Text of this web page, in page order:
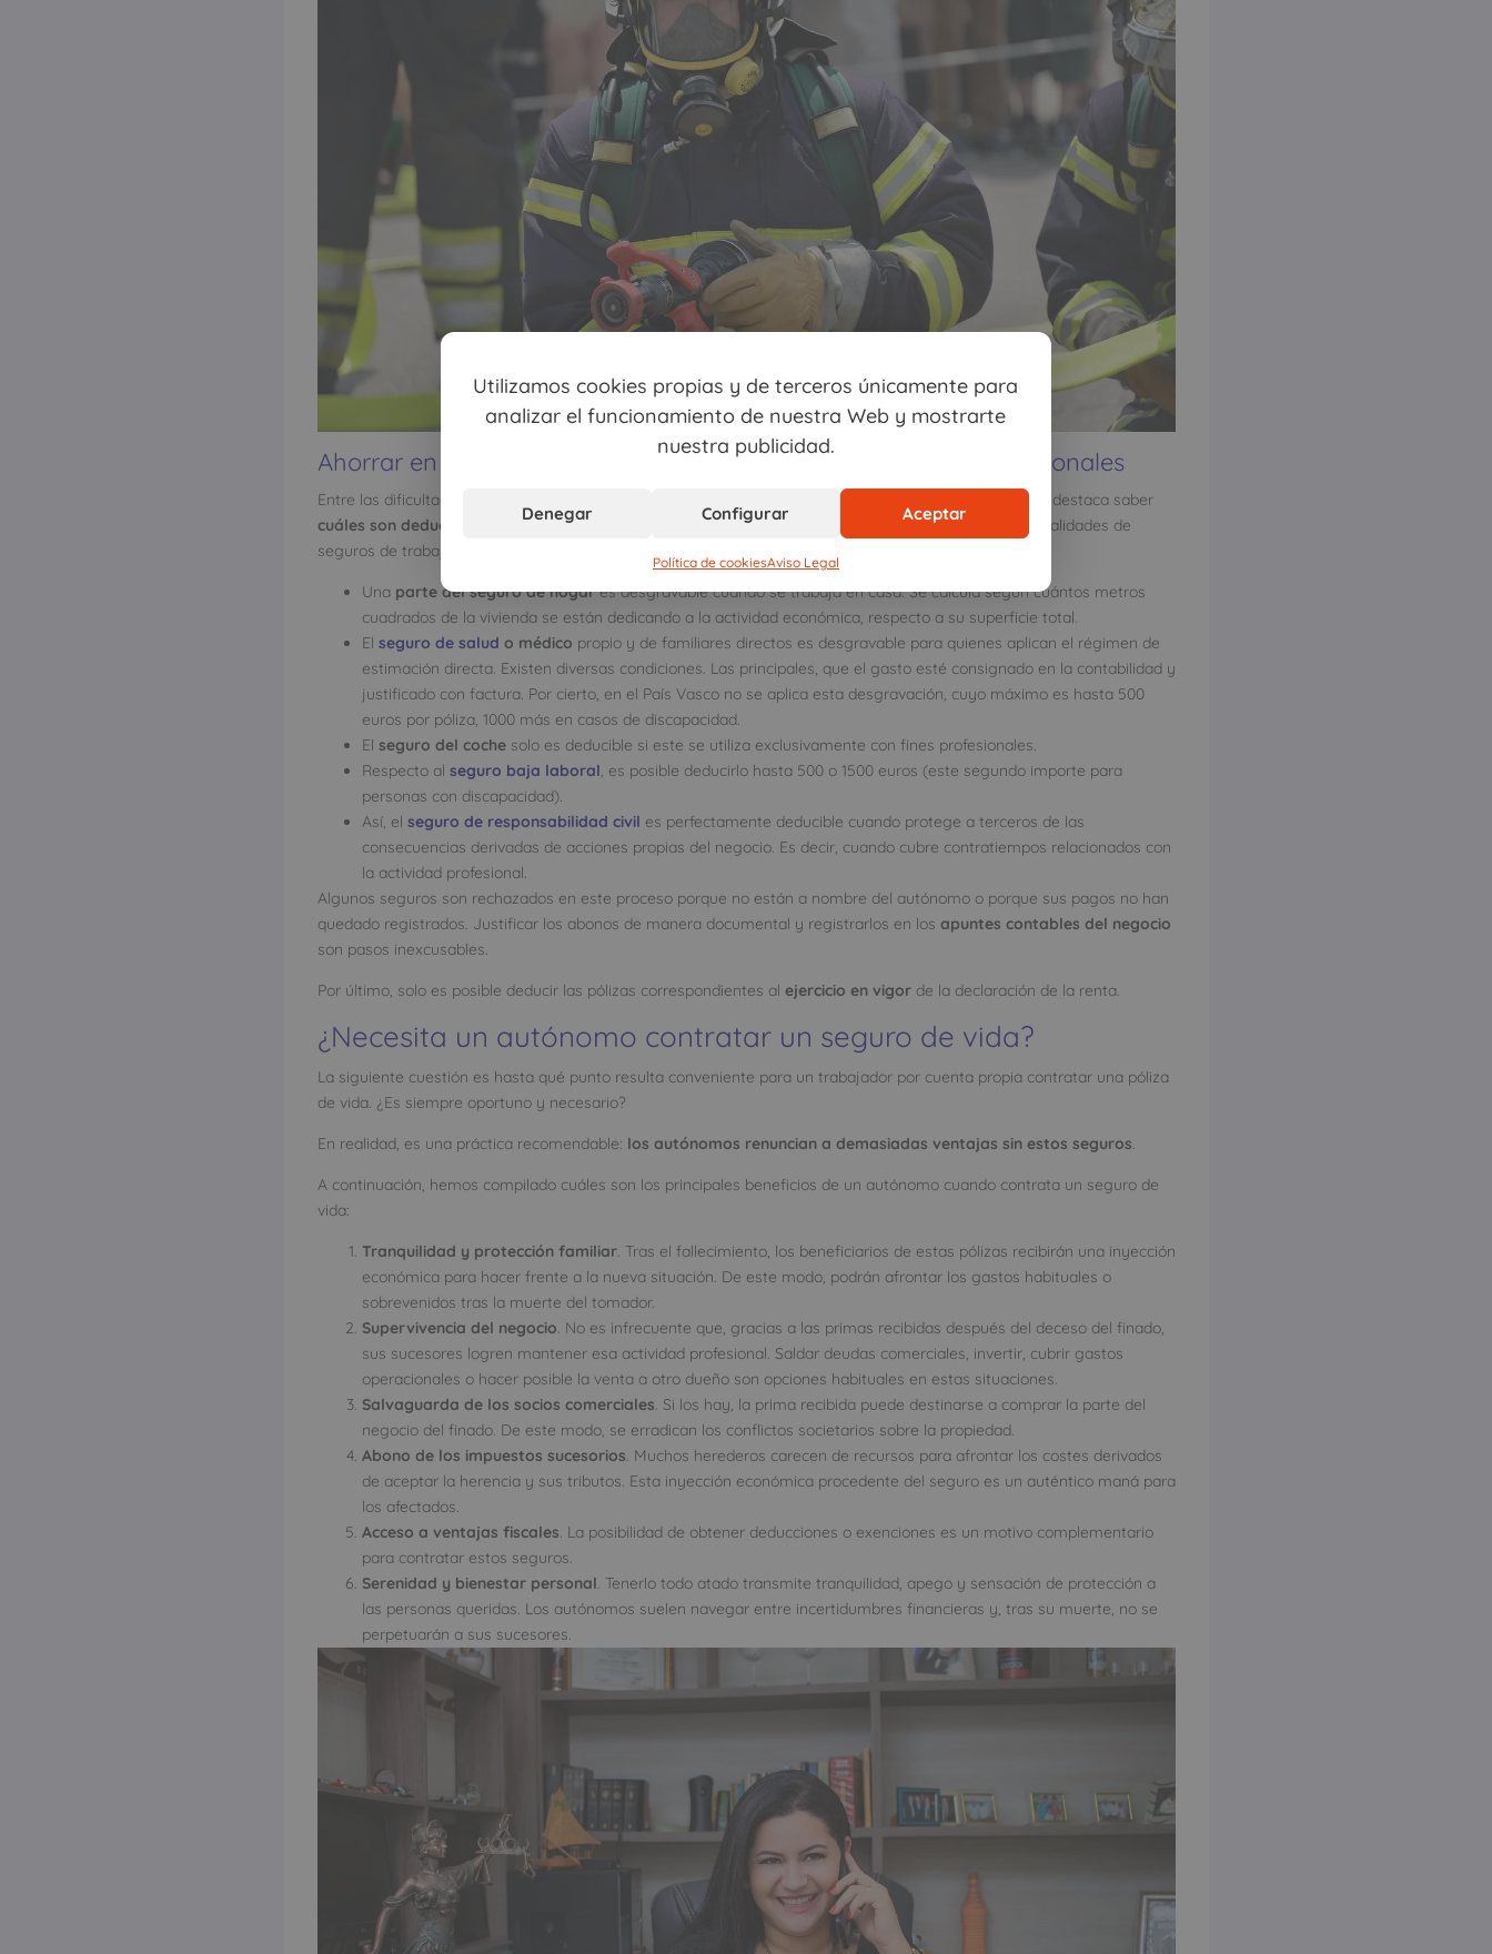
Utilizamos cookies propias y de terceros únicamente para
analizar el funcionamiento de nuestra Web y mostrarte
nuestra publicidad.
Aceptar
Denegar Configurar
Política de cookiesAviso Legal
Ahorrar en tu seguro de vida: algunos seguros desgravables adicionales
Entre las dificultades al comprender cómo ahorrar en tus seguros siendo trabajador por cuenta propia, destaca saber
cuáles son deducibles y cuándo. Anotamos a continuación qué pautas se aplican en las distintas modalidades de
seguros de trabajadores por cuenta propia:
Una parte del seguro de hogares desgravable cuando se trabaja en casa. Se calcula según cuántos metros
cuadrados de la vivienda se están dedicando a la actividad económica, respecto a su superficie total.
El seguro de salud o médico propio y de familiares directos es desgravable para quienes aplican el régimen de
estimación directa. Existen diversas condiciones. Las principales, que el gasto esté consignado en la contabilidad y
justificado con factura. Por cierto, en el País Vasco no se aplica esta desgravación, cuyo máximo es hasta 500
euros por póliza, 1000 más en casos de discapacidad.
El seguro del cochesolo es deducible si este se utiliza exclusivamente con fines profesionales.
Respecto al seguro baja laboral, es posible deducirlo hasta 500 o 1500 euros (este segundo importe para
personas con discapacidad).
Así, el seguro de responsabilidad civil es perfectamente deducible cuando protege a terceros de las
consecuencias derivadas de acciones propias del negocio. Es decir, cuando cubre contratiempos relacionados con
la actividad profesional.
Algunos seguros son rechazados en este proceso porque no están a nombre del autónomo o porque sus pagos no han
quedado registrados. Justificar los abonos de manera documental y registrarlos en los apuntes contables del negocio
son pasos inexcusables.
Por último, solo es posible deducir las pólizas correspondientes al ejercicio en vigorde la declaración de la renta.
¿Necesita un autónomo contratar un seguro de vida?
La siguiente cuestión es hasta qué punto resulta conveniente para un trabajador por cuenta propia contratar una póliza
de vida. ¿Es siempre oportuno y necesario?
En realidad, es una práctica recomendable: los autónomos renuncian a demasiadas ventajas sin estos seguros.
A continuación, hemos compilado cuáles son los principales beneficios de un autónomo cuando contrata un seguro de
vida:
Tranquilidad y protección familiar. Tras el fallecimiento, los beneficiarios de estas pólizas recibirán una inyección
económica para hacer frente a la nueva situación. De este modo, podrán afrontar los gastos habituales o
sobrevenidos tras la muerte del tomador.
Supervivencia del negocio. No es infrecuente que, gracias a las primas recibidas después del deceso del finado,
sus sucesores logren mantener esa actividad profesional. Saldar deudas comerciales, invertir, cubrir gastos
operacionales o hacer posible la venta a otro dueño son opciones habituales en estas situaciones.
Salvaguarda de los socios comerciales. Si los hay, la prima recibida puede destinarse a comprar la parte del
negocio del finado. De este modo, se erradican los conflictos societarios sobre la propiedad.
Abono de los impuestos sucesorios. Muchos herederos carecen de recursos para afrontar los costes derivados
de aceptar la herencia y sus tributos. Esta inyección económica procedente del seguro es un auténtico maná para
los afectados.
Acceso a ventajas fiscales. La posibilidad de obtener deducciones o exenciones es un motivo complementario
para contratar estos seguros.
Serenidad y bienestar personal. Tenerlo todo atado transmite tranquilidad, apego y sensación de protección a
las personas queridas. Los autónomos suelen navegar entre incertidumbres financieras y, tras su muerte, no se
perpetuarán a sus sucesores.